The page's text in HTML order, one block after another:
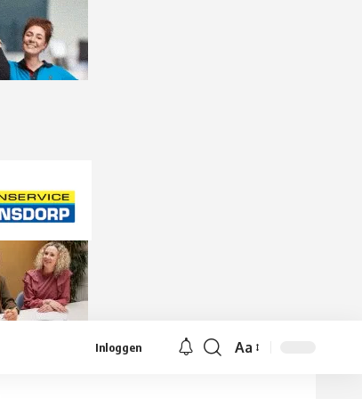
Inloggen
Lettergrootte
Aa